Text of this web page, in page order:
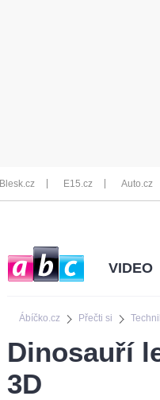
Blesk.cz E15.cz Auto.cz
Ábíčko.cz Přečti si
VIDEO
Dinosauří
3D